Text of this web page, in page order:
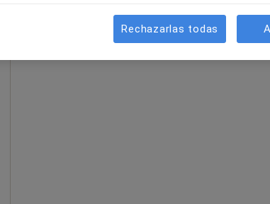
La reserva de cita online no está
Mostrar perfil
Rechazarlas todas